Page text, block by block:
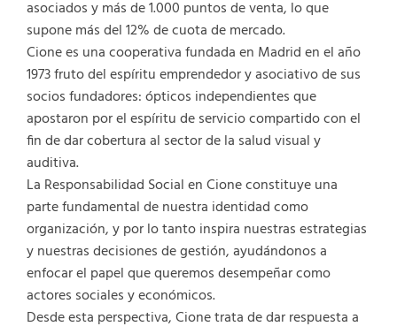
asociados y más de 1.000 puntos de venta, lo que
supone más del 12% de cuota de mercado.
Cione es una cooperativa fundada en Madrid en el año
1973 fruto del espíritu emprendedor y asociativo de sus
socios fundadores: ópticos independientes que
apostaron por el espíritu de servicio compartido con el
fin de dar cobertura al sector de la salud visual y
auditiva.
La Responsabilidad Social en Cione constituye una
parte fundamental de nuestra identidad como
organización, y por lo tanto inspira nuestras estrategias
y nuestras decisiones de gestión, ayudándonos a
enfocar el papel que queremos desempeñar como
actores sociales y económicos.
Desde esta perspectiva, Cione trata de dar respuesta a